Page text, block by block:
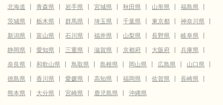
北海道 青森県 岩手県 宮城県 秋田県 山形県
福島県
茨城県
栃木県 群馬県 埼玉県 千葉県 東京都
神奈川県
新潟県
富山県 石川県 福井県 山梨県 長野県
岐阜県
静岡県
愛知県 三重県 滋賀県 京都府 大阪府
兵庫県
奈良県
和歌山県 鳥取県 島根県 岡山県 広島県
山口県
徳島県
香川県 愛媛県 高知県 福岡県 佐賀県
長崎県
熊本県
大分県 宮崎県 鹿児島県 沖縄県